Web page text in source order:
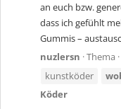
an euch bzw.
dass ich gefühlt
Gummis –
nuzlersn Thema
kunstköder
Köder